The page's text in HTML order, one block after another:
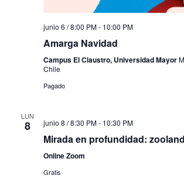
junio 6 / 8:00 PM- 10:00 PM
Amarga Navidad
Campus El Claustro, Universidad Mayor
Chile
Pagado
LUN
8 junio 8 / 8:30 PM- 10:30 PM
Mirada en profundidad:
Online Zoom
Gratis